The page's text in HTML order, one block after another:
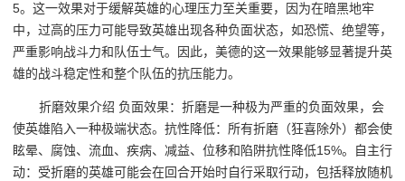
5。这一效果对于缓解英雄的心理压力至关重要，因为在暗黑地牢
中，过高的压力可能导致英雄出现各种负面状态，如恐慌、绝望等，
严重影响战斗力和队伍士气。因此，美德的这一效果能够显著提升英
雄的战斗稳定性和整个队伍的抗压能力。
折磨效果介绍 负面效果：折磨是一种极为严重的负面效果，会
使英雄陷入一种极端状态。抗性降低：所有折磨（狂喜除外）都会使
眩晕、腐蚀、流血、疾病、减益、位移和陷阱抗性降低15%。自主行
动：受折磨的英雄可能会在回合开始时自行采取行动，包括释放随机